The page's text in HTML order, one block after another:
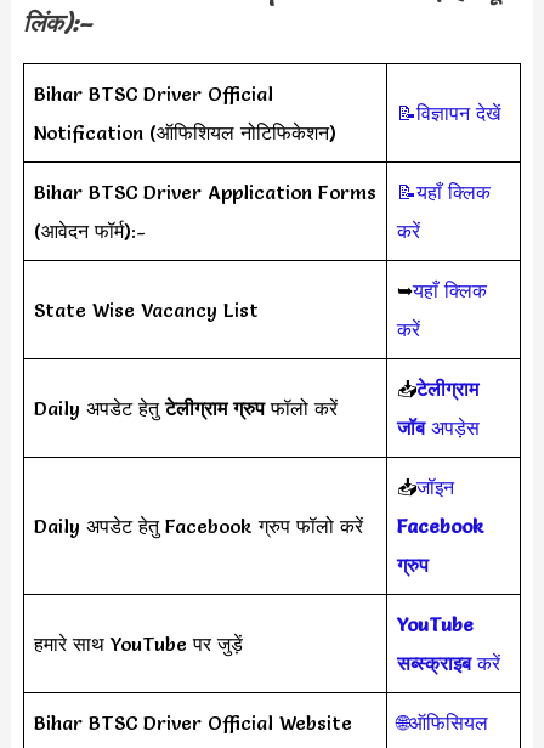
लिंक):–
Bihar BTSC Driver Official
Notification (ऑफिशियल नोटिफिकेशन)
📝विज्ञापन देखें
Bihar BTSC Driver Application Forms
(आवेदन फॉर्म):-
📝यहाँ क्लिक
करें
State Wise Vacancy List
➥यहाँ क्लिक
करें
Daily अपडेट हेतुटेलीग्राम ग्रुपफॉलो करें
📥टेलीग्राम
जॉबअपड़ेस
Daily अपडेट हेतु Facebook ग्रुप फॉलो करें
📥जॉइन
Facebook
ग्रुप
हमारे साथ YouTube पर जुड़ें
YouTube
सब्स्क्राइबकरें
Bihar BTSC Driver Official Website
🌐ऑफिसियल